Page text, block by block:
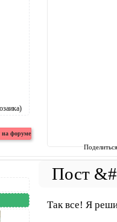
Так все! Я